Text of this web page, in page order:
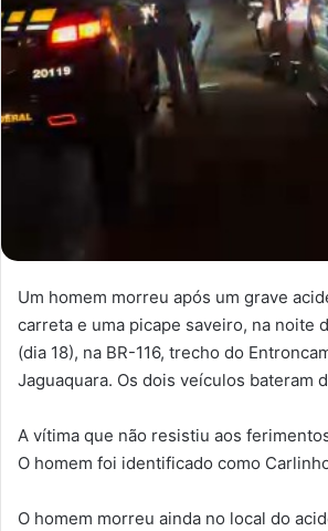
Um homem morreu após um grave
carreta e uma picape saveiro, na noite
(dia 18), na BR-116, trecho do
Jaguaquara. Os dois veículos bateram
A vítima que não resistiu aos
O homem foi identificado como
O homem morreu ainda no local do